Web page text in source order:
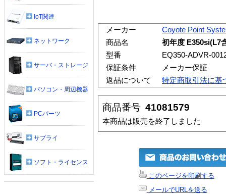
メーカー
Coyote Point
商品名
初年度 E350si(L7
型番
EQ350-ADVR-
保証条件
メーカー保証
返品について
特定商取引法に基
商品番号 41081579
本商品は販売を終了しました
このページを印刷する
メールでURLを送る
IoT関連
ネットワーク
サーバ・ストレージ
パソコン・周辺機器
PCパーツ
サプライ
ソフト・ライセンス